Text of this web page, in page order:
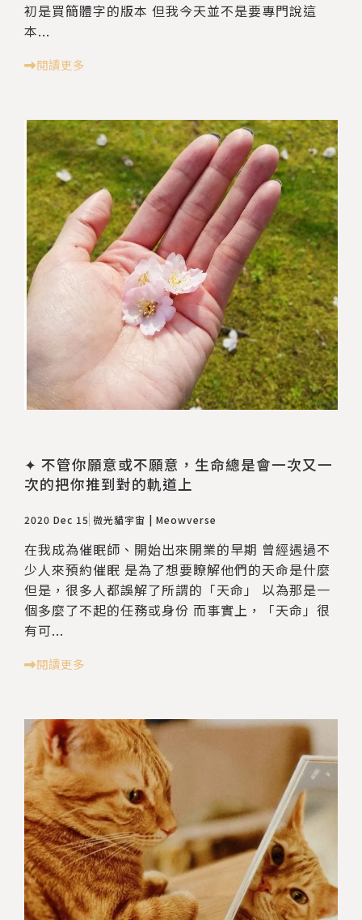
初是買簡體字的版本 但我今天並不是要專門說這
本...
閱讀更多
✦ 不管你願意或不願意，生命總是會一次又一
次的把你推到對的軌道上
2020 Dec 15 微光貓宇宙 | Meowverse
在我成為催眠師、開始出來開業的早期 曾經遇過不
少人來預約催眠 是為了想要瞭解他們的天命是什麼
但是，很多人都誤解了所謂的「天命」 以為那是一
個多麼了不起的任務或身份 而事實上，「天命」很
有可...
閱讀更多